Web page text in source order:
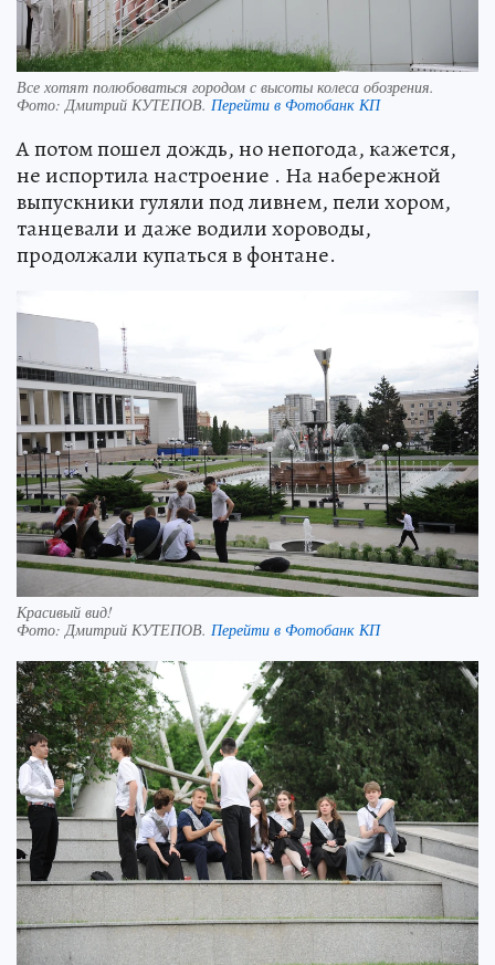
Все хотят полюбоваться городом с высоты колеса обозрения.
Фото: Дмитрий КУТЕПОВ. Перейти в Фотобанк КП
А потом пошел дождь, но непогода, кажется,
не испортила настроение . На набережной
выпускники гуляли под ливнем, пели хором,
танцевали и даже водили хороводы,
продолжали купаться в фонтане.
Красивый вид!
Фото: Дмитрий КУТЕПОВ. Перейти в Фотобанк КП